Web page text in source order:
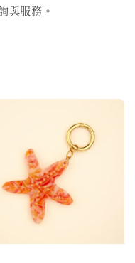
與服務。